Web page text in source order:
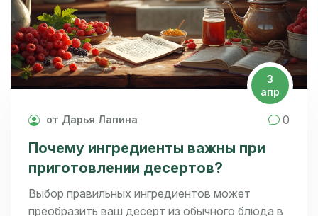
3
апр
от Дарья Лапина 0
Почему ингредиенты важны при
приготовлении десертов?
Выбор правильных ингредиентов может
преобразить ваш десерт из обычного блюда в